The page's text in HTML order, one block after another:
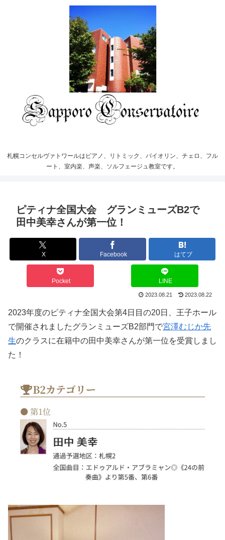
札幌コンセルヴァトワールはピアノ、リトミック、バイオリン、チェロ、フル
ート、室内楽、声楽、ソルフェージュ教室です。
ピティナ全国大会 グランミューズB2で
田中美幸さんが第一位！
X Facebook はてブ
Pocket LINE
2023.08.21 2023.08.22
2023年度のピティナ全国大会第4日目の20日、王子ホール
で開催されましたグランミューズB2部門で宮澤むじか先
生のクラスに在籍中の田中美幸さんが第一位を受賞しまし
た！